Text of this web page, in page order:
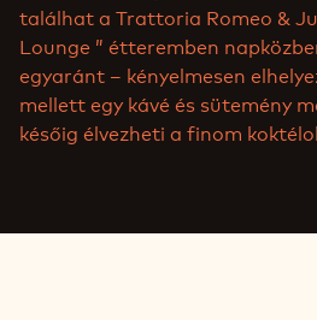
találhat a Trattoria Romeo &
Lounge ” étteremben
egyaránt – kényelmesen
mellett egy kávé és sütemény
későig élvezheti a finom